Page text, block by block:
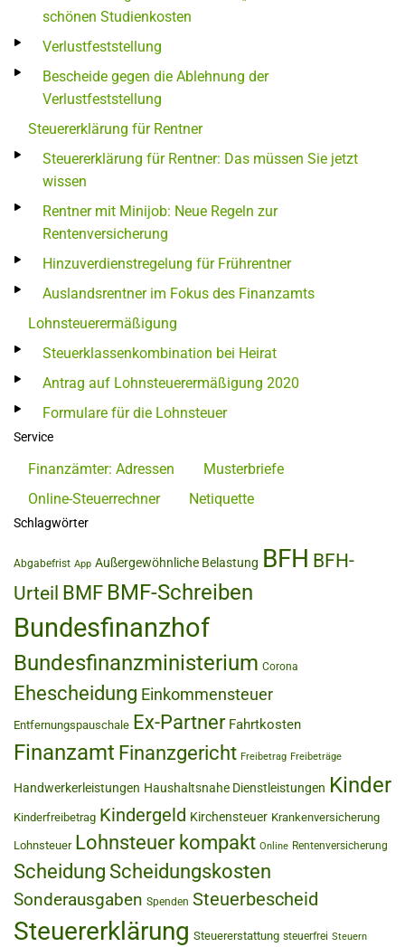
schönen Studienkosten
Verlustfeststellung
Bescheide gegen die Ablehnung der
Verlustfeststellung
Steuererklärung für Rentner
Steuererklärung für Rentner: Das müssen Sie jetzt
wissen
Rentner mit Minijob: Neue Regeln zur
Rentenversicherung
Hinzuverdienstregelung für Frührentner
Auslandsrentner im Fokus des Finanzamts
Lohnsteuerermäßigung
Steuerklassenkombination bei Heirat
Antrag auf Lohnsteuerermäßigung 2020
Formulare für die Lohnsteuer
Service
Finanzämter: Adressen
Musterbriefe
Online-Steuerrechner
Netiquette
Schlagwörter
Abgabefrist App Außergewöhnliche Belastung BFH BFH-
Urteil BMF BMF-Schreiben
Bundesfinanzhof
Bundesfinanzministerium Corona
Ehescheidung Einkommensteuer
Entfernungspauschale Ex-Partner Fahrtkosten
Finanzamt Finanzgericht Freibetrag Freibeträge
Handwerkerleistungen Haushaltsnahe Dienstleistungen Kinder
Kinderfreibetrag Kindergeld Kirchensteuer Krankenversicherung
Lohnsteuer Lohnsteuer kompakt Online Rentenversicherung
Scheidung Scheidungskosten
Sonderausgaben Spenden Steuerbescheid
Steuererklärung Steuererstattung steuerfrei Steuern